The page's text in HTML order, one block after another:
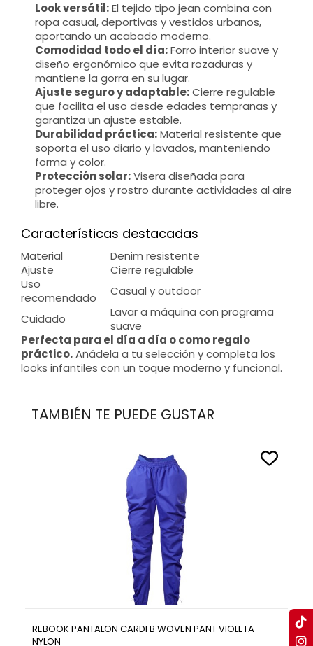
Look versátil:El tejido tipo jean combina con
ropa casual, deportivas y vestidos urbanos,
aportando un acabado moderno.
Comodidad todo el día:Forro interior suave y
diseño ergonómico que evita rozaduras y
mantiene la gorra en su lugar.
Ajuste seguro y adaptable:Cierre regulable
que facilita el uso desde edades tempranas y
garantiza un ajuste estable.
Durabilidad práctica:Material resistente que
soporta el uso diario y lavados, manteniendo
forma y color.
Protección solar:Visera diseñada para
proteger ojos y rostro durante actividades al aire
libre.
Características destacadas
Material
Denim resistente
Ajuste
Cierre regulable
Uso
recomendado
Casual y outdoor
Cuidado
Lavar a máquina con programa
suave
Perfecta para el día a día o como regalo
práctico.Añádela a tu selección y completa los
looks infantiles con un toque moderno y funcional.
TAMBIÉN TE PUEDE GUSTAR
REBOOK PANTALON CARDI B WOVEN PANT VIOLETA
NYLON